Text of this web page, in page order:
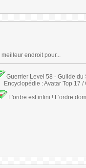
endroit pour...
Guerrier Level 58 - Guilde
Encyclopédie : Avatar Top 17 /
L'ordre est infini ! L'ordre